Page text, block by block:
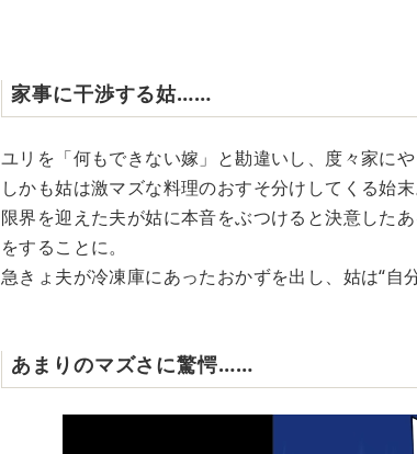
家事に干渉する姑……
ユリを「何もできない嫁」と勘違いし、度々家に
しかも姑は激マズな料理のおすそ分けしてくる始末
限界を迎えた夫が姑に本音をぶつけると決意した
をすることに。
急きょ夫が冷凍庫にあったおかずを出し、姑は“
あまりのマズさに驚愕……